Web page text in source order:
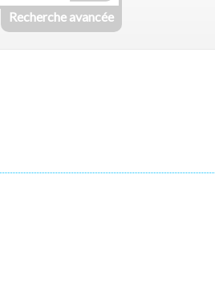
Recherche avancée